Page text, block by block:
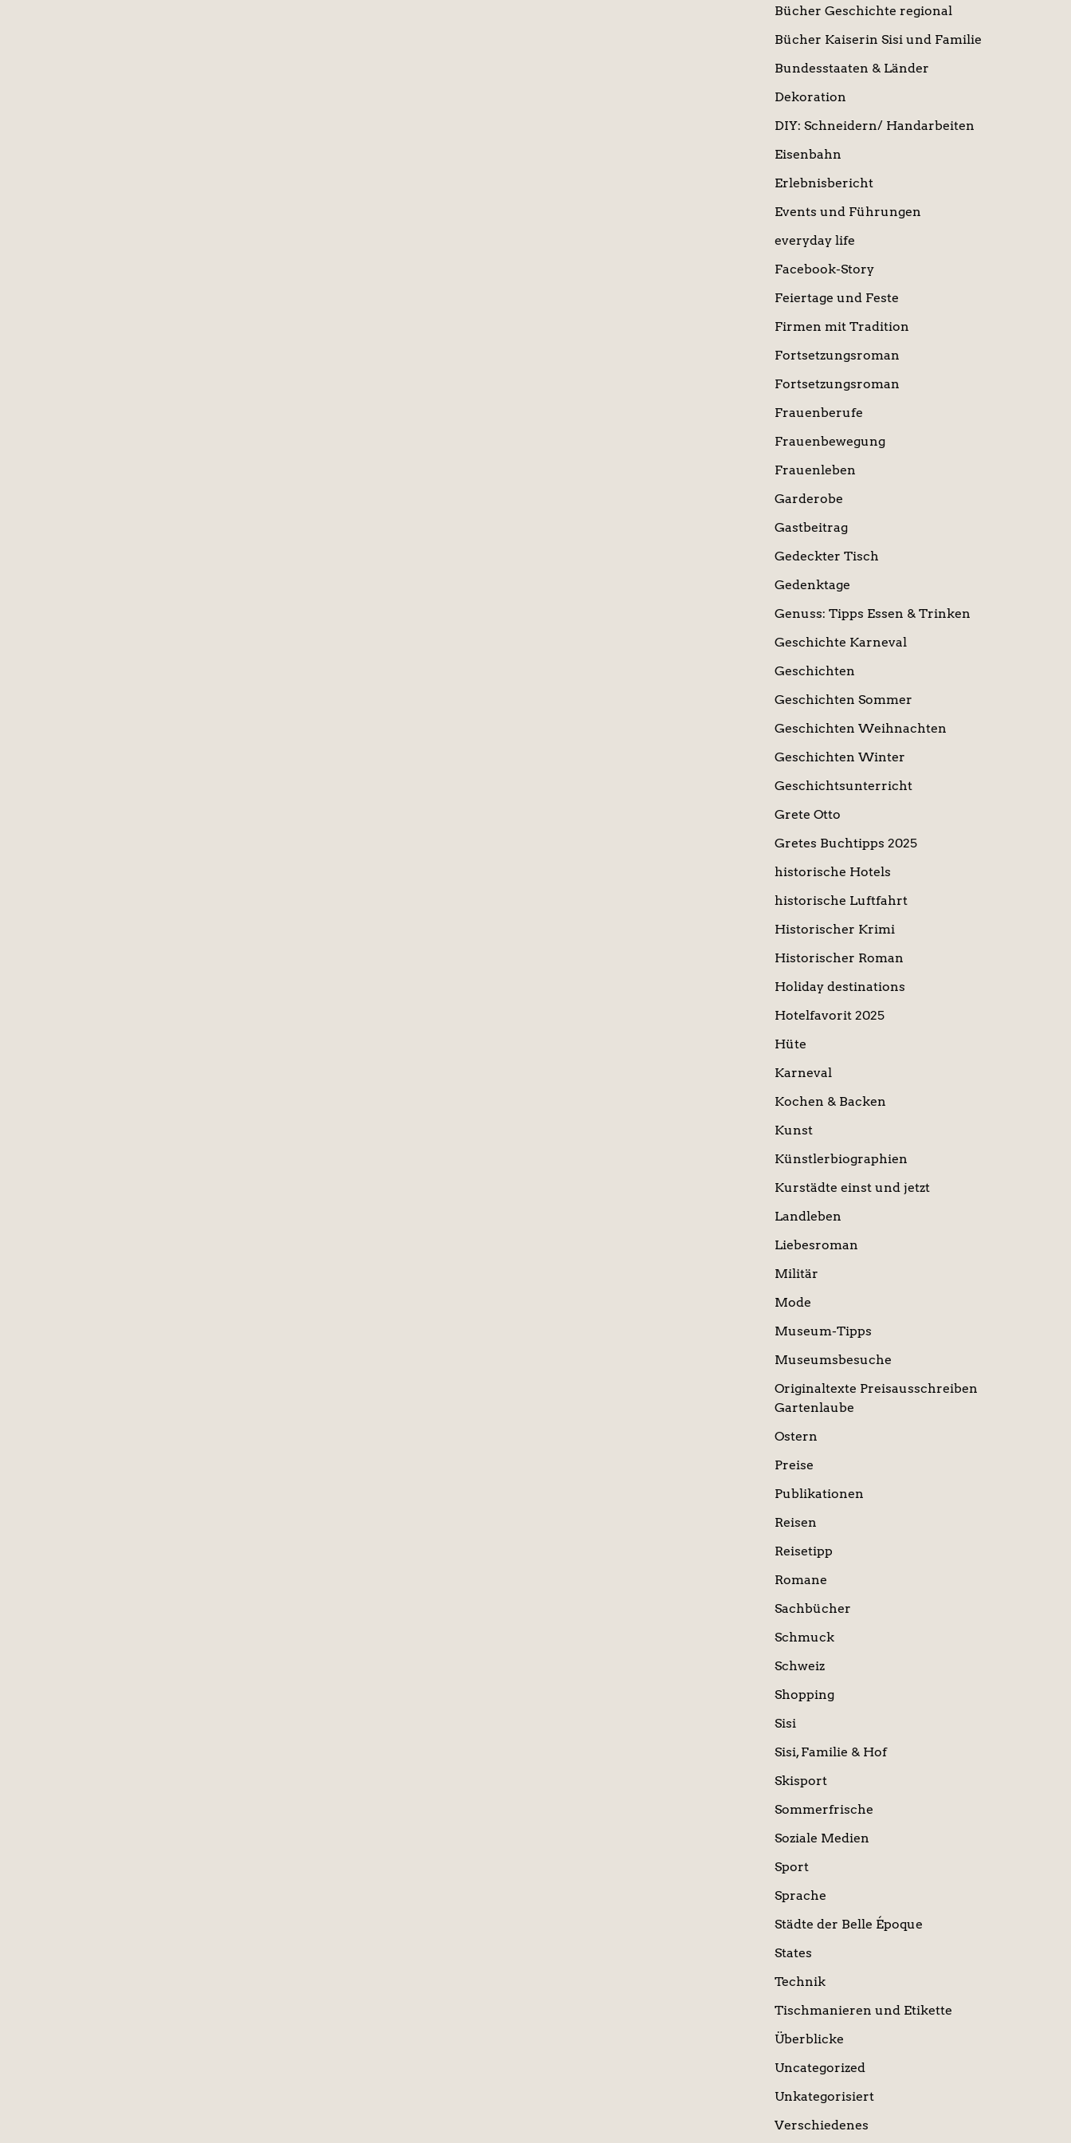
Bücher Geschichte regional
Bücher Kaiserin Sisi und Familie
Bundesstaaten & Länder
Dekoration
DIY: Schneidern/ Handarbeiten
Eisenbahn
Erlebnisbericht
Events und Führungen
everyday life
Facebook-Story
Feiertage und Feste
Firmen mit Tradition
Fortsetzungsroman
Fortsetzungsroman
Frauenberufe
Frauenbewegung
Frauenleben
Garderobe
Gastbeitrag
Gedeckter Tisch
Gedenktage
Genuss: Tipps Essen & Trinken
Geschichte Karneval
Geschichten
Geschichten Sommer
Geschichten Weihnachten
Geschichten Winter
Geschichtsunterricht
Grete Otto
Gretes Buchtipps 2025
historische Hotels
historische Luftfahrt
Historischer Krimi
Historischer Roman
Holiday destinations
Hotelfavorit 2025
Hüte
Karneval
Kochen & Backen
Kunst
Künstlerbiographien
Kurstädte einst und jetzt
Landleben
Liebesroman
Militär
Mode
Museum-Tipps
Museumsbesuche
Originaltexte Preisausschreiben
Gartenlaube
Ostern
Preise
Publikationen
Reisen
Reisetipp
Romane
Sachbücher
Schmuck
Schweiz
Shopping
Sisi
Sisi, Familie & Hof
Skisport
Sommerfrische
Soziale Medien
Sport
Sprache
Städte der Belle Époque
States
Technik
Tischmanieren und Etikette
Überblicke
Uncategorized
Unkategorisiert
Verschiedenes